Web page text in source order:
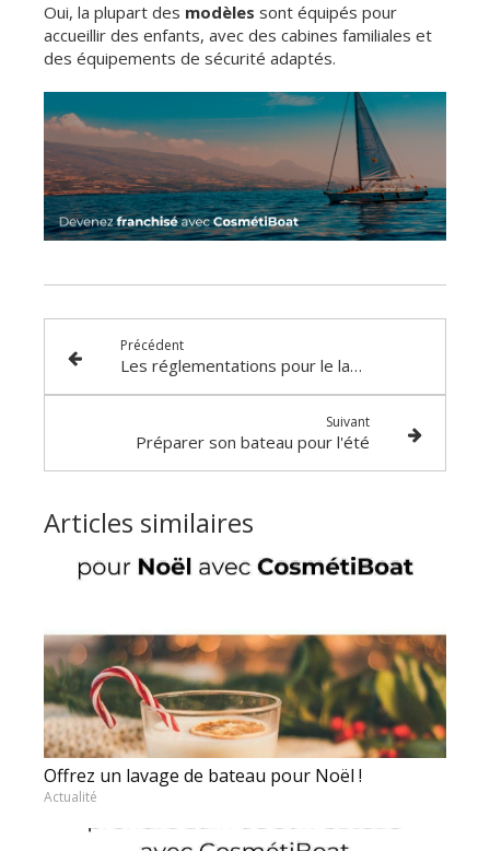
Oui, la plupart des modèles sont équipés pour
accueillir des enfants, avec des cabines familiales et
des équipements de sécurité adaptés.
Précédent
Les réglementations pour le lavage de bateau par région
Suivant
Préparer son bateau pour l'été
Articles similaires
Offrez un lavage de bateau pour Noël !
Actualité